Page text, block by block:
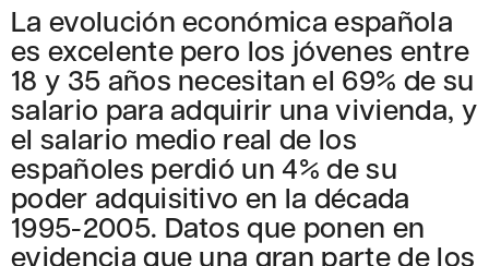
La evolución económica española
es excelente pero los jóvenes entre
18 y 35 años necesitan el 69% de su
salario para adquirir una vivienda, y
el salario medio real de los
españoles perdió un 4% de su
poder adquisitivo en la década
1995-2005. Datos que ponen en
evidencia que una gran parte de los